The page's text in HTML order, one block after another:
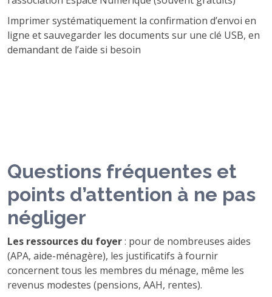
Imprimer systématiquement la confirmation d’envoi en
ligne et sauvegarder les documents sur une clé USB, en
demandant de l’aide si besoin
Questions fréquentes et
points d’attention à ne pas
négliger
Les ressources du foyer: pour de nombreuses aides
(APA, aide-ménagère), les justificatifs à fournir
concernent tous les membres du ménage, même les
revenus modestes (pensions, AAH, rentes).